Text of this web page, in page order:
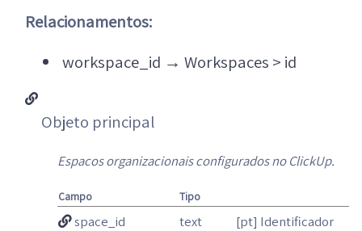
Relacionamentos:
workspace_id → Workspaces > id
Objeto principal
Espacos organizacionais configurados no ClickUp.
Campo Tipo
space_id text
[pt] Identificador